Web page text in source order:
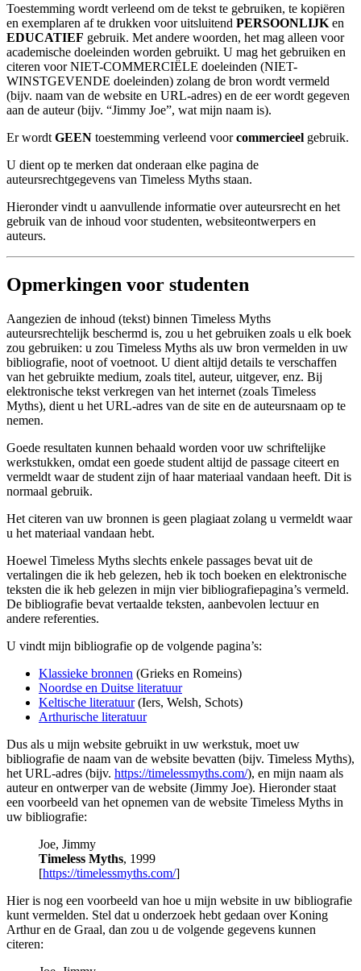
Toestemming wordt verleend om de tekst te gebruiken, te kopiëren
en exemplaren af te drukken voor uitsluitend PERSOONLIJK en
EDUCATIEF gebruik. Met andere woorden, het mag alleen voor
academische doeleinden worden gebruikt. U mag het gebruiken en
citeren voor NIET-COMMERCIËLE doeleinden (NIET-
WINSTGEVENDE doeleinden) zolang de bron wordt vermeld
(bijv. naam van de website en URL-adres) en de eer wordt gegeven
aan de auteur (bijv. “Jimmy Joe”, wat mijn naam is).
Er wordt GEEN toestemming verleend voorcommercieel gebruik.
U dient op te merken dat onderaan elke pagina de
auteursrechtgegevens van Timeless Myths staan.
Hieronder vindt u aanvullende informatie over auteursrecht en het
gebruik van de inhoud voor studenten, websiteontwerpers en
auteurs.
Opmerkingen voor studenten
Aangezien de inhoud (tekst) binnen Timeless Myths
auteursrechtelijk beschermd is, zou u het gebruiken zoals u elk boek
zou gebruiken: u zou Timeless Myths als uw bron vermelden in uw
bibliografie, noot of voetnoot. U dient altijd details te verschaffen
van het gebruikte medium, zoals titel, auteur, uitgever, enz. Bij
elektronische tekst verkregen van het internet (zoals Timeless
Myths), dient u het URL-adres van de site en de auteursnaam op te
nemen.
Goede resultaten kunnen behaald worden voor uw schriftelijke
werkstukken, omdat een goede student altijd de passage citeert en
vermeldt waar de student zijn of haar materiaal vandaan heeft. Dit is
normaal gebruik.
Het citeren van uw bronnen is geen plagiaat zolang u vermeldt waar
u het materiaal vandaan hebt.
Hoewel Timeless Myths slechts enkele passages bevat uit de
vertalingen die ik heb gelezen, heb ik toch boeken en elektronische
teksten die ik heb gelezen in mijn vier bibliografiepagina’s vermeld.
De bibliografie bevat vertaalde teksten, aanbevolen lectuur en
andere referenties.
U vindt mijn bibliografie op de volgende pagina’s:
Klassieke bronnen (Grieks en Romeins)
Noordse en Duitse literatuur
Keltische literatuur(Iers, Welsh, Schots)
Arthurische literatuur
Dus als u mijn website gebruikt in uw werkstuk, moet uw
bibliografie de naam van de website bevatten (bijv. Timeless Myths),
het URL-adres (bijv. https://timelessmyths.com/), en mijn naam als
auteur en ontwerper van de website (Jimmy Joe). Hieronder staat
een voorbeeld van het opnemen van de website Timeless Myths in
uw bibliografie:
Joe, Jimmy
Timeless Myths, 1999
[https://timelessmyths.com/]
Hier is nog een voorbeeld van hoe u mijn website in uw bibliografie
kunt vermelden. Stel dat u onderzoek hebt gedaan over Koning
Arthur en de Graal, dan zou u de volgende gegevens kunnen
citeren: